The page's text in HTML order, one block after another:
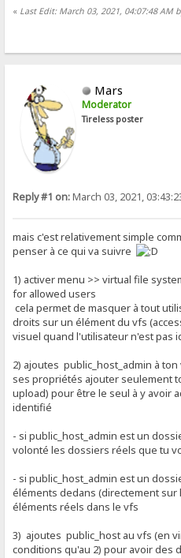
« Last Edit: March 03, 2021, 04:07:48 AM
Mars
Moderator
Tireless poster
Reply #1 on:March 03, 2021,
mais c'est relativement simple
penser à ce qui va suivre
1) activer menu >> virtual file
for allowed users
cela permet de masquer à tout
droits sur un élément du vfs
visuel quand l'utilisateur n'est pas
2) ajoutes public_host_admin à
ses propriétés ajouter seulement
upload) pour être le seul à y avoir
identifié
- si public_host_admin est un
volonté les dossiers réels que tu
- si public_host_admin est un
éléments dedans (directement
éléments réels dans le vfs
3) ajoutes public_host au vfs (en
conditions qu'au 2) pour avoir des